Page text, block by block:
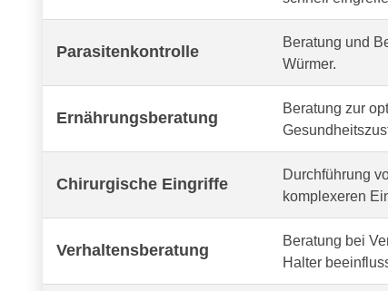
Parasitenkontrolle
Beratung und
Würmer.
Ernährungsberatung
Beratung zur
Chirurgische Eingriffe
Durchführung
komplexeren
Verhaltensberatung
Beratung bei
Halter